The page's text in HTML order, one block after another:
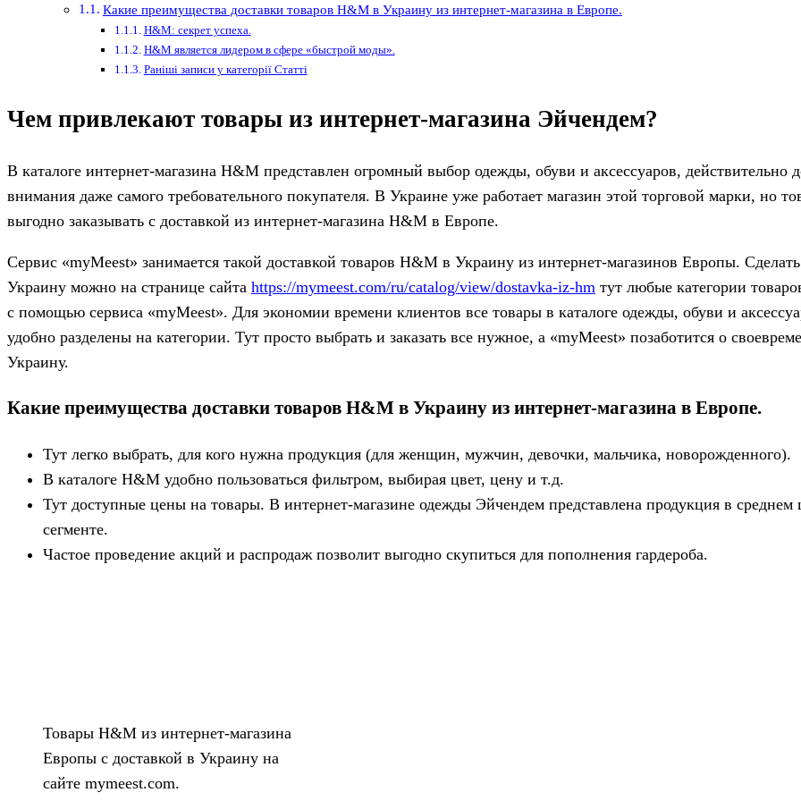
Какие преимущества доставки товаров H&M в Украину из интернет-магазина в Европе.
H&M: секрет успеха.
H&M является лидером в сфере «быстрой моды».
Раніші записи у категорії Статті
Чем привлекают товары из интернет-магазина Эйчендем?
В каталоге интернет-магазина H&M представлен огромный выбор одежды, обуви и аксессуаров, действительно
внимания даже самого требовательного покупателя. В Украине уже работает магазин этой торговой марки, но
выгодно заказывать с доставкой из интернет-магазина H&M в Европе.
Сервис «myMeest» занимается такой доставкой товаров H&M в Украину из интернет-магазинов Европы.
Украину можно на странице сайта https://mymeest.com/ru/catalog/view/dostavka-iz-hm тут любые категории
с помощью сервиса «myMeest». Для экономии времени клиентов все товары в каталоге одежды, обуви и
удобно разделены на категории. Тут просто выбрать и заказать все нужное, а «myMeest» позаботится о
Украину.
Какие преимущества доставки товаров H&M в Украину из интернет-магазина в Европе.
Тут легко выбрать, для кого нужна продукция (для женщин, мужчин, девочки, мальчика, новорожденного).
В каталоге H&M удобно пользоваться фильтром, выбирая цвет, цену и т.д.
Тут доступные цены на товары. В интернет-магазине одежды Эйчендем представлена продукция в среднем
сегменте.
Частое проведение акций и распродаж позволит выгодно скупиться для пополнения гардероба.
Товары H&M из интернет-магазина
Европы с доставкой в Украину на
сайте mymeest.com.